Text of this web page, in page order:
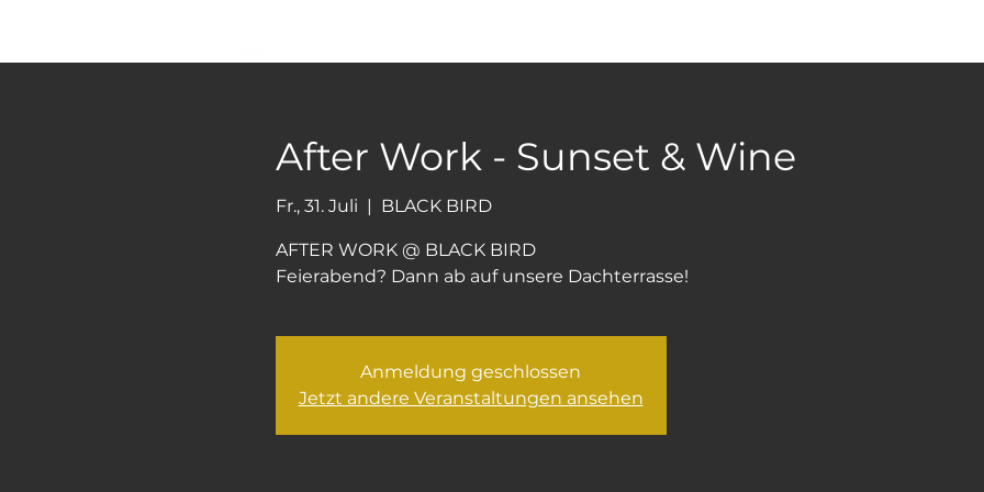
After Work - Sunset & Wine
Fr., 31. Juli
  |
BLACK BIRD
AFTER WORK @ BLACK BIRD
Feierabend? Dann ab auf unsere Dachterrasse!
Anmeldung geschlossen
Jetzt andere Veranstaltungen ansehen